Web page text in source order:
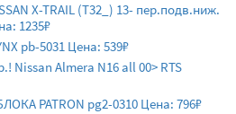
X-TRAIL (T32_) 13- пер.подв.ниж.
1235₽
pb-5031 Цена: 539₽
Nissan Almera N16 all 00> RTS
PATRON pg2-0310 Цена: 796₽